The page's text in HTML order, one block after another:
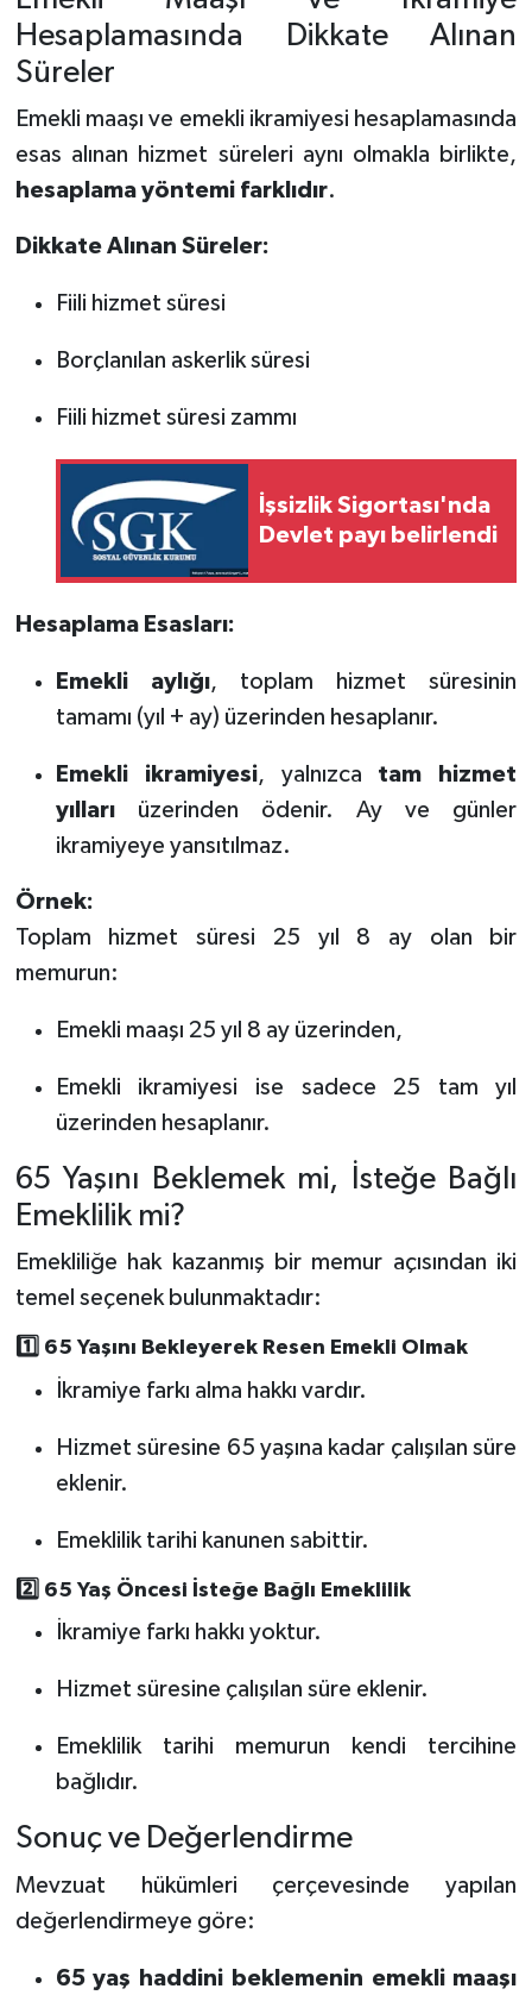
Hesaplamasında Dikkate Alınan
Süreler
Emekli maaşı ve emekli ikramiyesi hesaplamasında
esas alınan hizmet süreleri aynı olmakla birlikte,
hesaplama yöntemi farklıdır.
Dikkate Alınan Süreler:
Fiili hizmet süresi
Borçlanılan askerlik süresi
Fiili hizmet süresi zammı
İşsizlik Sigortası'nda
Devlet payı belirlendi
Hesaplama Esasları:
Emekli aylığı, toplam hizmet süresinin
tamamı (yıl + ay) üzerinden hesaplanır.
Emekli ikramiyesi, yalnızca tam hizmet
yıllarıüzerinden ödenir. Ay ve günler
ikramiyeye yansıtılmaz.
Örnek:
Toplam hizmet süresi 25 yıl 8 ay olan bir
memurun:
Emekli maaşı 25 yıl 8 ay üzerinden,
Emekli ikramiyesi ise sadece 25 tam yıl
üzerinden hesaplanır.
65 Yaşını Beklemek mi, İsteğe Bağlı
Emeklilik mi?
Emekliliğe hak kazanmış bir memur açısından iki
temel seçenek bulunmaktadır:
1️⃣ 65 Yaşını Bekleyerek Resen Emekli Olmak
İkramiye farkı alma hakkı vardır.
Hizmet süresine 65 yaşına kadar çalışılan süre
eklenir.
Emeklilik tarihi kanunen sabittir.
2️⃣ 65 Yaş Öncesi İsteğe Bağlı Emeklilik
İkramiye farkı hakkı yoktur.
Hizmet süresine çalışılan süre eklenir.
Emeklilik tarihi memurun kendi tercihine
bağlıdır.
Sonuç ve Değerlendirme
Mevzuat hükümleri çerçevesinde yapılan
değerlendirmeye göre:
65 yaş haddini beklemenin emekli maaşı